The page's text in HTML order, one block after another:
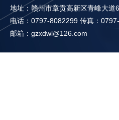
地址：赣州市章贡高新区青峰大
电话：0797-8082299 传真：
邮箱：gzxdwl@126.com